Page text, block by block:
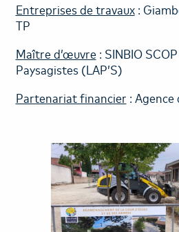
Entreprises de travaux:
TP
Maître d’œuvre: SINBIO
Paysagistes (LAP’S)
Partenariat financier : Agence